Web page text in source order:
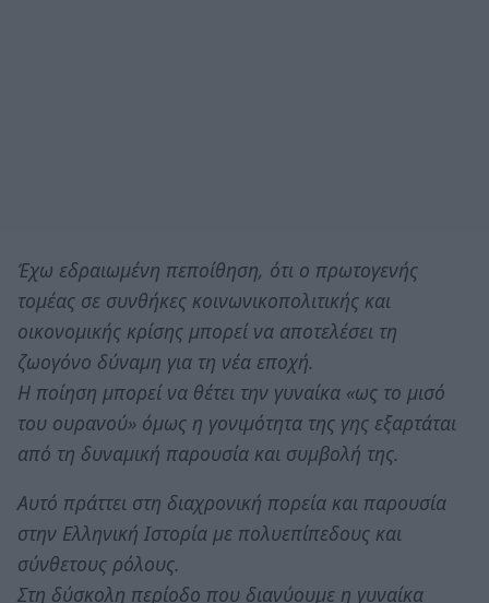
Έχω εδραιωμένη πεποίθηση, ότι ο πρωτογενής
τομέας σε συνθήκες κοινωνικοπολιτικής και
οικονομικής κρίσης μπορεί να αποτελέσει τη
ζωογόνο δύναμη για τη νέα εποχή.
Η ποίηση μπορεί να θέτει την γυναίκα «ως το μισό
του ουρανού» όμως η γονιμότητα της γης εξαρτάται
από τη δυναμική παρουσία και συμβολή της.
Αυτό πράττει στη διαχρονική πορεία και παρουσία
στην Ελληνική Ιστορία με πολυεπίπεδους και
σύνθετους ρόλους.
Στη δύσκολη περίοδο που διανύουμε η γυναίκα